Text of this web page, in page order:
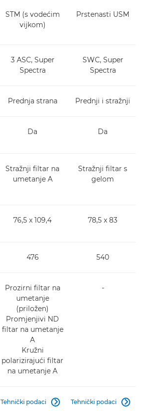
STM (s vodećim
vijkom)
Prstenasti USM
3 ASC, Super
Spectra
SWC, Super
Spectra
Prednja strana Prednji i stražnji
Da Da
Stražnji filtar na
umetanje A
Stražnji filtar s
gelom
76,5 x 109,4 78,5 x 83
476 540
Prozirni filtar na
umetanje
(priložen)
Promjenjivi ND
filtar na umetanje
A
Kružni
polarizirajući filtar
na umetanje A
-
Tehnički podaci  Tehnički podaci 